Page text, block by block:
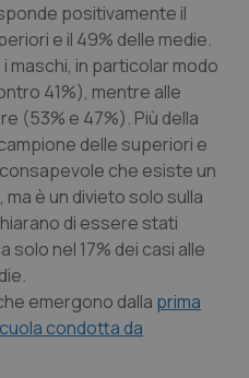
positivamente il
e il 49% delle medie.
in particolar modo
41%), mentre alle
(53% e 47%). Più della
delle superiori e
che esiste un
è un divieto solo sulla
di essere stati
solo nel 17% dei casi alle
emergono dalla prima
condotta da